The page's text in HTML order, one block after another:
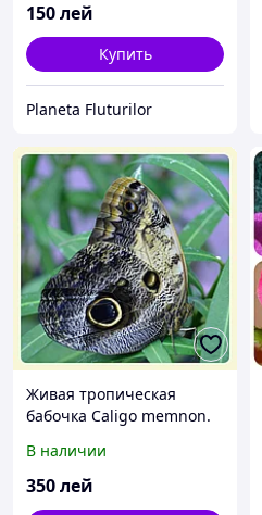
150лей
Купить
Planeta Fluturilor
Живая тропическая
бабочка Caligo memnon.
В наличии
350лей